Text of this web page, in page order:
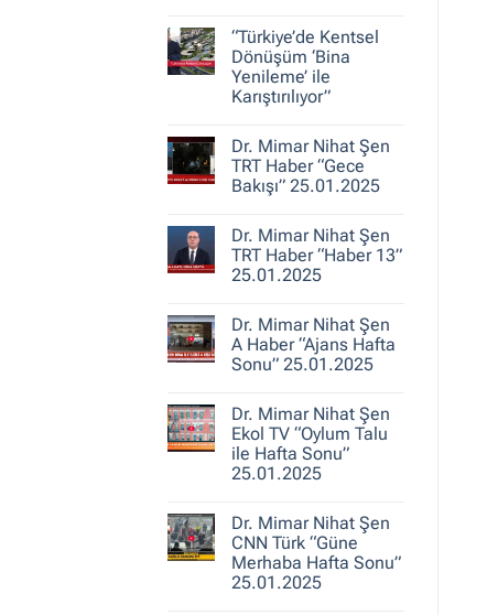
Hikayeleri
–
Belediye
Gerçeği
Dr.
Mimar
Nihat
Şen
Habertürk
Haber”
30.10.2025
“Türkiye’de Kentsel
Dönüşüm ‘Bina
Yenileme’ ile
Karıştırılıyor”
“Türkiye’de
Kentsel
Dönüşüm
‘Bina
Karıştırılıyor”
Dr. Mimar Nihat Şen
TRT Haber “Gece
Bakışı” 25.01.2025
Dr.
Mimar
Nihat
Şen
“Gece
Bakışı”
25.01.2025
Dr. Mimar Nihat Şen
TRT Haber “Haber 13”
25.01.2025
Dr.
Mimar
Nihat
Şen
“Haber
13”
25.01.2025
Dr. Mimar Nihat Şen
A Haber “Ajans Hafta
Sonu” 25.01.2025
Dr.
Mimar
Nihat
Şen
A
Hafta
Sonu”
25.01.2025
Dr. Mimar Nihat Şen
Ekol TV “Oylum Talu
ile Hafta Sonu”
25.01.2025
Dr.
Mimar
Nihat
Şen
Ekol
Dr. Mimar Nihat Şen
CNN Türk “Güne
Merhaba Hafta Sonu”
25.01.2025